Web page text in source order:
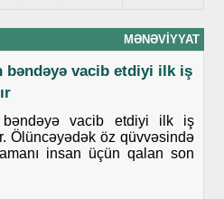
MƏNƏVIYYAT
bəndəyə vacib etdiyi ilk iş
bəndəyə vacib etdiyi ilk iş
Ölüncəyədək öz qüvvəsində
insan üçün qalan son